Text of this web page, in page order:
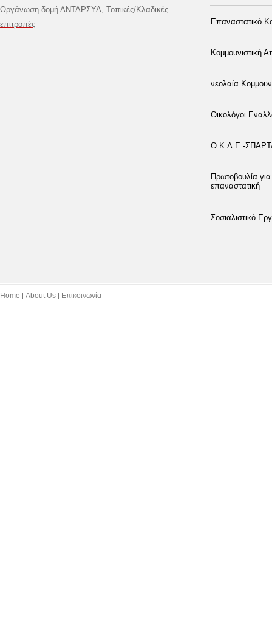
Οργάνωση-δομή ΑΝΤΑΡΣΥΑ, Τοπικές/Κλαδικές
επιτροπές
Επαναστατικό
Κομμουνιστική
νεολαία
Οικολόγοι
Ο.Κ.Δ.Ε.-
Πρωτοβουλία
επαναστατική
Σοσιαλιστικό
Home About Us Επικοινωνία